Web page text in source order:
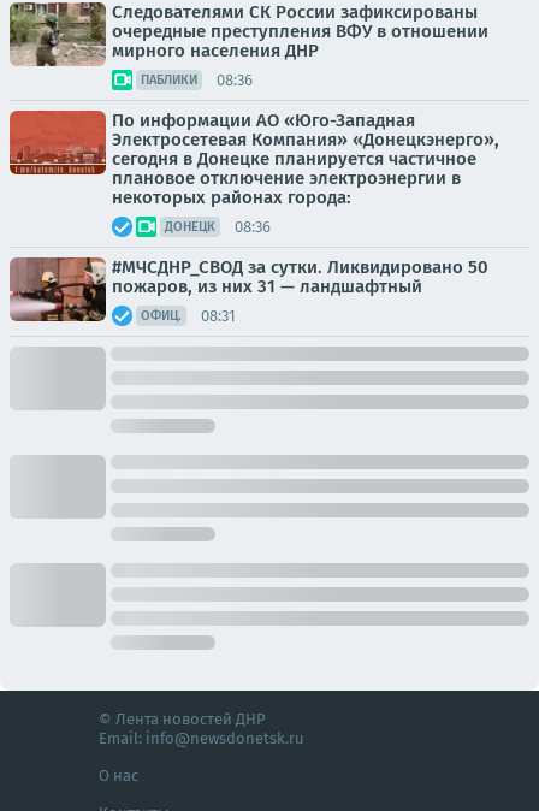
Следователями СК России зафиксированы
очередные преступления ВФУ в отношении
мирного населения ДНР
ПАБЛИКИ 08:36
По информации АО «Юго-Западная
Электросетевая Компания» «Донецкэнерго»,
сегодня в Донецке планируется частичное
плановое отключение электроэнергии в
некоторых районах города:
ДОНЕЦК 08:36
#МЧСДНР_СВОД за сутки. Ликвидировано 50
пожаров, из них 31 — ландшафтный
ОФИЦ. 08:31
© Лента новостей ДНР
Email: info@newsdonetsk.ru
О нас